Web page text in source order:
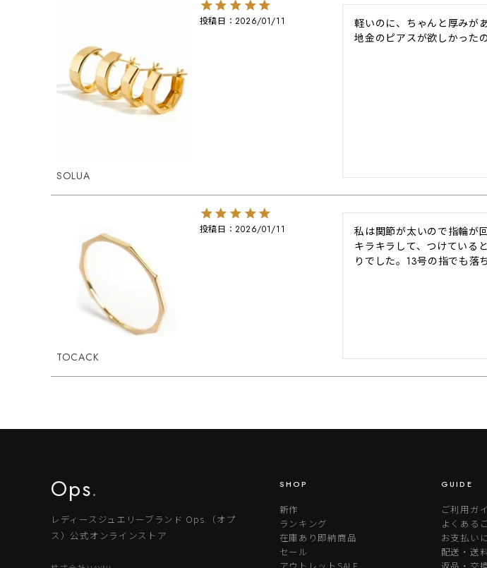
SOLUA
投稿日 2026/01/11
軽いのに、ちゃんと厚みが
地金のピアスが欲しかった
TOCACK
投稿日 2026/01/11
私は関節が太いので指輪が
キラキラして、つけている
りでした。13号の指でも落
Ops.
レディースジュエリーブランド Ops.（オプ
ス）公式オンラインストア
SHOP
新作
ランキング
在庫あり即納商品
セール
GUIDE
ご利用ガ
よくある
お支払い
配送・送